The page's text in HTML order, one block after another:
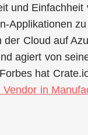
und
Applikationen
Cloud auf
agiert von
hat
Vendor in